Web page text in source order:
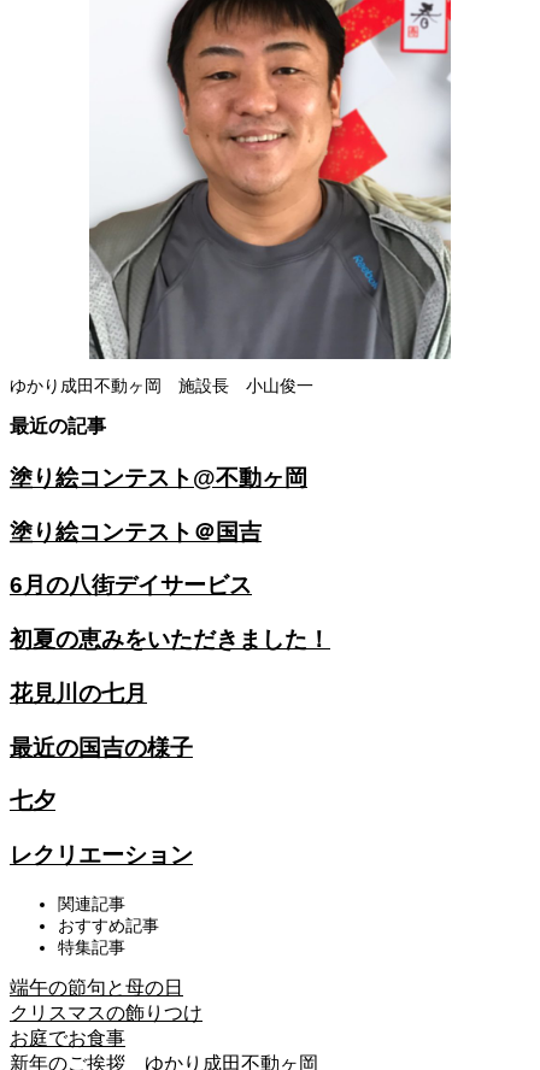
ゆかり成田不動ヶ岡 施設長 小山俊一
最近の記事
塗り絵コンテスト@不動ヶ岡
塗り絵コンテスト＠国吉
6月の八街デイサービス
初夏の恵みをいただきました！
花見川の七月
最近の国吉の様子
七夕
レクリエーション
関連記事
おすすめ記事
特集記事
端午の節句と母の日
クリスマスの飾りつけ
お庭でお食事
新年のご挨拶 ゆかり成田不動ヶ岡